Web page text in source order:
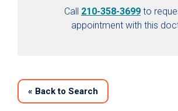
Call 210-358-3699 to
appointment with this
« Back to Search